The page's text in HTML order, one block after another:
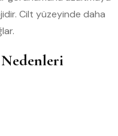
Cilt yüzeyinde daha